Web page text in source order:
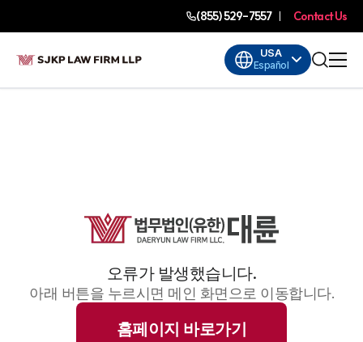
(855) 529-7557 Contact Us
USA
Español
오류가 발생했습니다.
아래 버튼을 누르시면 메인 화면으로 이동합니다.
홈페이지 바로가기